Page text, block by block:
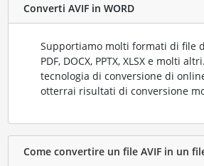
Converti AVIF in WORD
Supportiamo molti formati di file
PDF, DOCX, PPTX, XLSX e molti
tecnologia di conversione di
otterrai risultati di conversione
Come convertire un file AVIF in un